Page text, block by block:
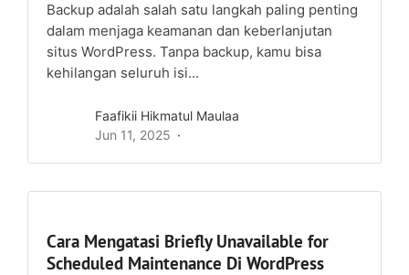
Backup adalah salah satu langkah paling penting
dalam menjaga keamanan dan keberlanjutan
situs WordPress. Tanpa backup, kamu bisa
kehilangan seluruh isi...
Faafikii Hikmatul Maulaa
Jun 11, 2025
Cara Mengatasi Briefly Unavailable for
Scheduled Maintenance Di WordPress